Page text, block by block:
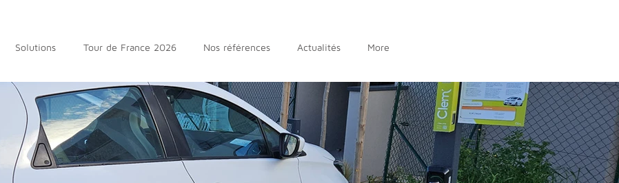
Solutions Tour de France 2026 Nos références Actualités More